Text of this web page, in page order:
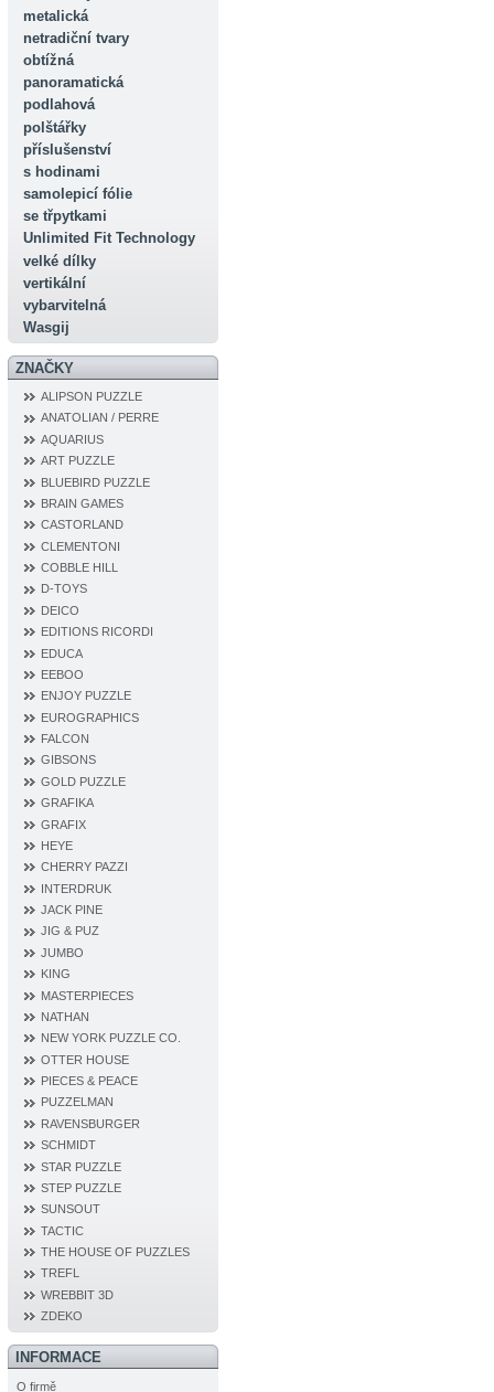
metalická
netradiční tvary
obtížná
panoramatická
podlahová
polštářky
příslušenství
s hodinami
samolepicí fólie
se třpytkami
Unlimited Fit Technology
velké dílky
vertikální
vybarvitelná
Wasgij
ZNAČKY
ALIPSON PUZZLE
ANATOLIAN / PERRE
AQUARIUS
ART PUZZLE
BLUEBIRD PUZZLE
BRAIN GAMES
CASTORLAND
CLEMENTONI
COBBLE HILL
D‐TOYS
DEICO
EDITIONS RICORDI
EDUCA
EEBOO
ENJOY PUZZLE
EUROGRAPHICS
FALCON
GIBSONS
GOLD PUZZLE
GRAFIKA
GRAFIX
HEYE
CHERRY PAZZI
INTERDRUK
JACK PINE
JIG & PUZ
JUMBO
KING
MASTERPIECES
NATHAN
NEW YORK PUZZLE CO.
OTTER HOUSE
PIECES & PEACE
PUZZELMAN
RAVENSBURGER
SCHMIDT
STAR PUZZLE
STEP PUZZLE
SUNSOUT
TACTIC
THE HOUSE OF PUZZLES
TREFL
WREBBIT 3D
ZDEKO
INFORMACE
O firmě